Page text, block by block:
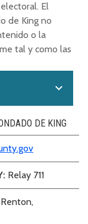
El
de King no
o la
tal y como las
expand_more
DE KING
Relay 711